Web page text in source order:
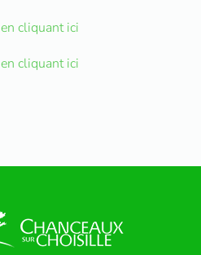
en cliquant ici
en cliquant ici